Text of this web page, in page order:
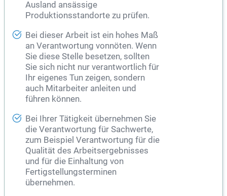
Ausland ansässige
Produktionsstandorte zu prüfen.
Bei dieser Arbeit ist ein hohes Maß
an Verantwortung vonnöten. Wenn
Sie diese Stelle besetzen, sollten
Sie sich nicht nur verantwortlich für
Ihr eigenes Tun zeigen, sondern
auch Mitarbeiter anleiten und
führen können.
Bei Ihrer Tätigkeit übernehmen Sie
die Verantwortung für Sachwerte,
zum Beispiel Verantwortung für die
Qualität des Arbeitsergebnisses
und für die Einhaltung von
Fertigstellungsterminen
übernehmen.